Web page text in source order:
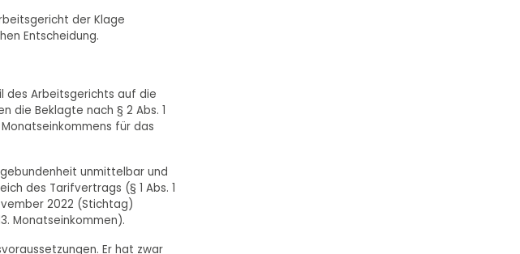
der Klage
Entscheidung.
des Arbeitsgerichts auf die
die Beklagte nach § 2 Abs. 1
Monatseinkommens für das
unmittelbar und
des Tarifvertrags (§ 1 Abs. 1
2022 (Stichtag)
Monatseinkommen).
Er hat zwar